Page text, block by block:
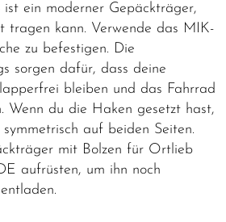
ist ein moderner Gepäckträger,
tragen kann. Verwende das MIK-
zu befestigen. Die
sorgen dafür, dass deine
bleiben und das Fahrrad
Wenn du die Haken gesetzt hast,
symmetrisch auf beiden Seiten.
mit Bolzen für Ortlieb
aufrüsten, um ihn noch